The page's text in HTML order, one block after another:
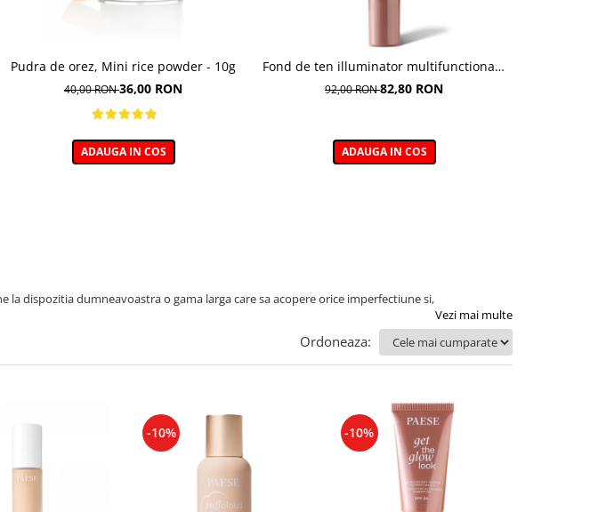
Pudra de orez, Mini rice powder - 10g
40,00 RON36,00 RON
ADAUGA IN COS
Fond de ten illuminator multifunctional ,
Multi-function Illuminating Foundation,
nuanta 1N LIGHT BEIGE– 30 ml
92,00 RON82,80 RON
ADAUGA IN COS
la dispozitia dumneavoastra o gama larga care sa acopere orice imperfectiune si,
Vezi mai multe
Ordoneaza:
-10% -10%